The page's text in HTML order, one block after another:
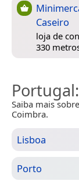
Caseiro
loja de
330
Portugal
Saiba mais
Coimbra.
Lisboa
Porto